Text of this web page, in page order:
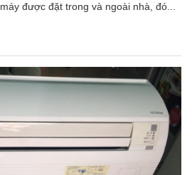
được đặt trong và ngoài nhà, đó...